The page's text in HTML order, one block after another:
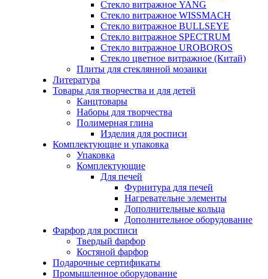
Стекло витражное YANG
Стекло витражное WISSMACH
Стекло витражное BULLSEYE
Стекло витражное SPECTRUM
Стекло витражное UROBOROS
Стекло цветное витражное (Китай)
Плиты для стеклянной мозаики
Литература
Товары для творчества и для детей
Канцтовары
Наборы для творчества
Полимерная глина
Изделия для росписи
Комплектующие и упаковка
Упаковка
Комплектующие
Для печей
Фурнитура для печей
Нагревательне элементы
Дополнительные кольца
Дополнительное оборудование
Фарфор для росписи
Твердый фарфор
Костяной фарфор
Подарочные сертификаты
Промышленное оборудование